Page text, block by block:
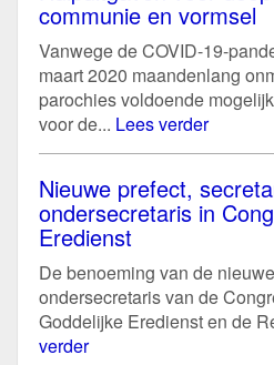
communie en vormsel
Vanwege de COVID-19-
maart 2020 maandenlang
parochies voldoende
voor de... Lees verder
Nieuwe prefect,
ondersecretaris in
Eredienst
De benoeming van de
ondersecretaris van de
Goddelijke Eredienst en de
verder